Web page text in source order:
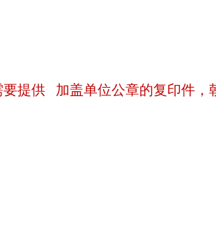
提供 加盖单位公章的复印件，